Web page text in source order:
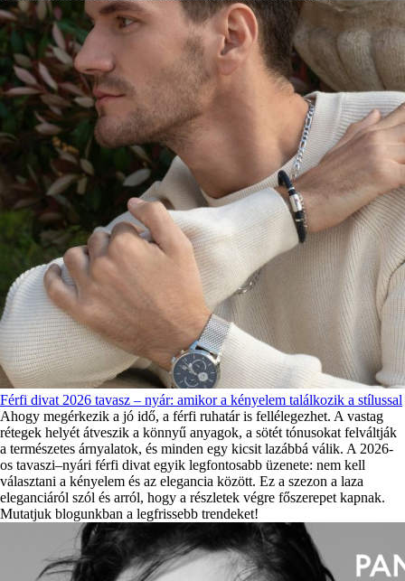
Férfi divat 2026 tavasz – nyár: amikor a kényelem találkozik a stílussal
Ahogy megérkezik a jó idő, a férfi ruhatár is fellélegezhet. A vastag
rétegek helyét átveszik a könnyű anyagok, a sötét tónusokat felváltják
a természetes árnyalatok, és minden egy kicsit lazábbá válik. A 2026-
os tavaszi–nyári férfi divat egyik legfontosabb üzenete: nem kell
választani a kényelem és az elegancia között. Ez a szezon a laza
eleganciáról szól és arról, hogy a részletek végre főszerepet kapnak.
Mutatjuk blogunkban a legfrissebb trendeket!